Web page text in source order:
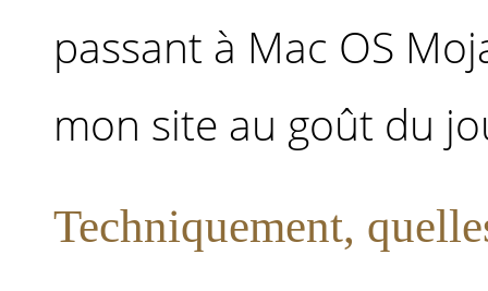
passant à Mac OS
mon site au goût du
Techniquement,